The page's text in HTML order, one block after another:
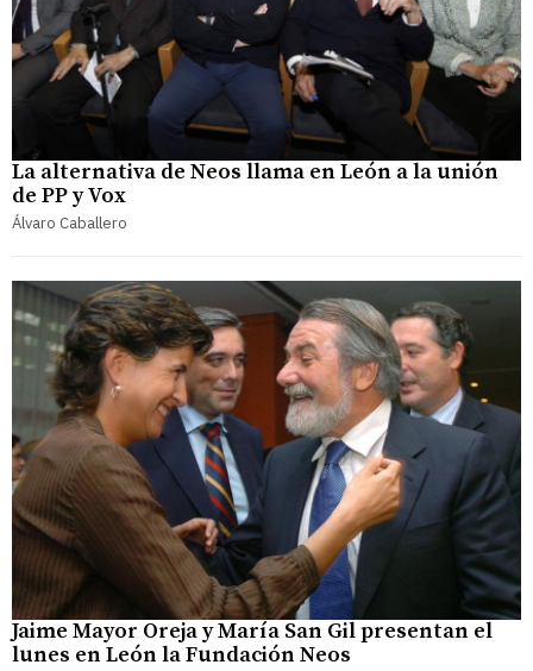
La alternativa de Neos llama en León a la unión
de PP y Vox
Álvaro Caballero
Jaime Mayor Oreja y María San Gil presentan el
lunes en León la Fundación Neos